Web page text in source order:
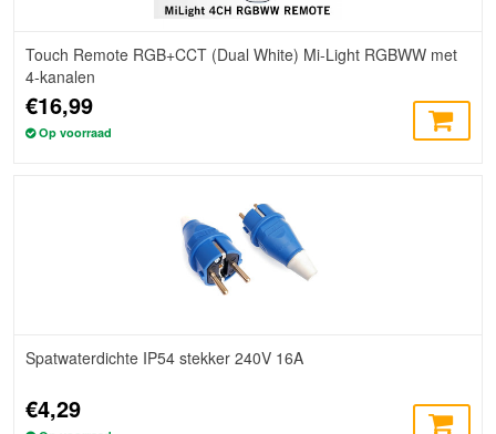
Touch Remote RGB+CCT (Dual White) Mi-Light RGBWW met
4-kanalen
€16,99
Op voorraad
Spatwaterdichte IP54 stekker 240V 16A
€4,29